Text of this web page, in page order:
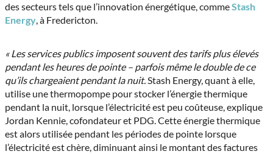
des secteurs tels que l’innovation énergétique, commeStash
Energy, à Fredericton.
« Les services publics imposent souvent des tarifs plus élevés
pendant les heures de pointe – parfois même le double de ce
qu’ils chargeaient pendant la nuit. Stash Energy, quant à elle,
utilise une thermopompe pour stocker l’énergie thermique
pendant la nuit, lorsque l’électricité est peu coûteuse, explique
Jordan Kennie, cofondateur et PDG. Cette énergie thermique
est alors utilisée pendant les périodes de pointe lorsque
l’électricité est chère, diminuant ainsi le montant des factures